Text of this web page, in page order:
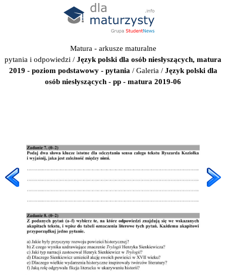
Matura - arkusze maturalne
pytania i odpowiedzi / Język polski dla osób niesłyszących, matura
2019 - poziom podstawowy - pytania / Galeria / Język polski dla
osób niesłyszących - pp - matura 2019-06